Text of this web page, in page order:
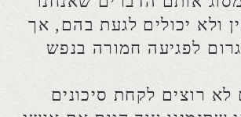
של איתור ותיקון דליפת גז ?
אם כך, כדאי שתדעו: יש מאנשי מקצוע
שלמדו את התחום ושיש להם תעודת
הסכמה. בנוסף לכך, כדאי גם לברר שאתם
שימוש בטכנולוגיה הכי מתקדמת שיש, כי
אם הטכנולוגיה הזאת כבר קיימת אז למה